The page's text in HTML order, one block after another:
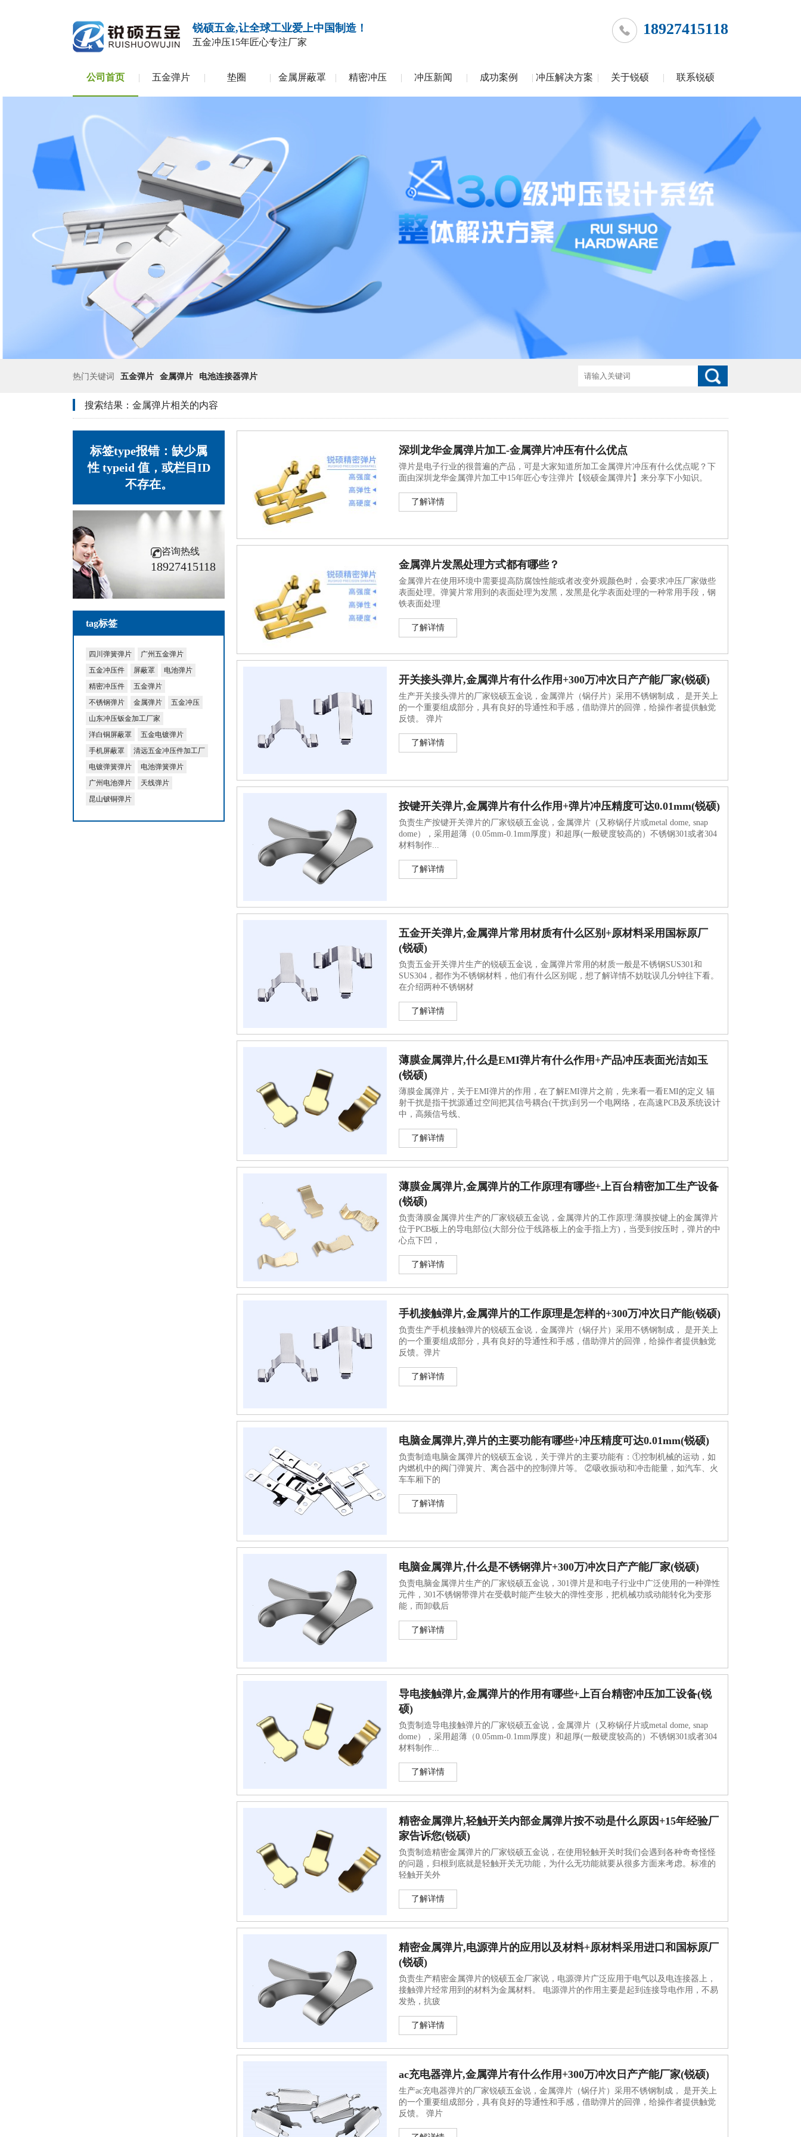
锐硕五金,让全球工业爱上中国制造！
五金冲压15年匠心专注厂家
18927415118
公司首页 五金弹片 垫圈 金属屏蔽罩 精密冲压 冲压新闻 成功案例 冲压解决方案 关于锐硕 联系锐硕
热门关键词 五金弹片 金属弹片 电池连接器弹片
搜索结果： 金属弹片相关的内容
标签type报错：缺少属
性 typeid 值，或栏目ID
不存在。
咨询热线
18927415118
tag标签
四川弹簧弹片
广州五金弹片
五金冲压件
屏蔽罩
电池弹片
精密冲压件
五金弹片
不锈钢弹片
金属弹片
五金冲压
山东冲压钣金加工厂家
洋白铜屏蔽罩
五金电镀弹片
手机屏蔽罩
清远五金冲压件加工厂
电镀弹簧弹片
电池弹簧弹片
广州电池弹片
天线弹片
昆山铍铜弹片
深圳龙华金属弹片加工-金属弹片冲压有什么优点
弹片是电子行业的很普遍的产品，可是大家知道所加工金属弹片冲压有什么优点呢？下
面由深圳龙华金属弹片加工中15年匠心专注弹片【锐硕金属弹片】来分享下小知识。
了解详情
金属弹片发黑处理方式都有哪些？
金属弹片在使用环境中需要提高防腐蚀性能或者改变外观颜色时，会要求冲压厂家做些
表面处理。弹簧片常用到的表面处理为发黑，发黑是化学表面处理的一种常用手段，钢
铁表面处理
了解详情
开关接头弹片,金属弹片有什么作用+300万冲次日产产能厂家(锐硕)
生产开关接头弹片的厂家锐硕五金说，金属弹片（锅仔片）采用不锈钢制成， 是开关上
的一个重要组成部分，具有良好的导通性和手感，借助弹片的回弹，给操作者提供触觉
反馈。 弹片
了解详情
按键开关弹片,金属弹片有什么作用+弹片冲压精度可达0.01mm(锐硕)
负责生产按键开关弹片的厂家锐硕五金说，金属弹片（又称锅仔片或metal dome, snap
dome），采用超薄（0.05mm-0.1mm厚度）和超厚(一般硬度较高的）不锈钢301或者304
材料制作...
了解详情
五金开关弹片,金属弹片常用材质有什么区别+原材料采用国标原厂
(锐硕)
负责五金开关弹片生产的锐硕五金说，金属弹片常用的材质一般是不锈钢SUS301和
SUS304，都作为不锈钢材料，他们有什么区别呢，想了解详情不妨耽误几分钟往下看。
在介绍两种不锈钢材
了解详情
薄膜金属弹片,什么是EMI弹片有什么作用+产品冲压表面光洁如玉
(锐硕)
薄膜金属弹片，关于EMI弹片的作用，在了解EMI弹片之前，先来看一看EMI的定义 辐
射干扰是指干扰源通过空间把其信号耦合(干扰)到另一个电网络，在高速PCB及系统设计
中，高频信号线、
了解详情
薄膜金属弹片,金属弹片的工作原理有哪些+上百台精密加工生产设备
(锐硕)
负责薄膜金属弹片生产的厂家锐硕五金说，金属弹片的工作原理:薄膜按键上的金属弹片
位于PCB板上的导电部位(大部分位于线路板上的金手指上方)，当受到按压时，弹片的中
心点下凹，
了解详情
手机接触弹片,金属弹片的工作原理是怎样的+300万冲次日产能(锐硕)
负责生产手机接触弹片的锐硕五金说，金属弹片（锅仔片）采用不锈钢制成， 是开关上
的一个重要组成部分，具有良好的导通性和手感，借助弹片的回弹，给操作者提供触觉
反馈。弹片
了解详情
电脑金属弹片,弹片的主要功能有哪些+冲压精度可达0.01mm(锐硕)
负责制造电脑金属弹片的锐硕五金说，关于弹片的主要功能有：①控制机械的运动，如
内燃机中的阀门弹簧片、离合器中的控制弹片等。 ②吸收振动和冲击能量，如汽车、火
车车厢下的
了解详情
电脑金属弹片,什么是不锈钢弹片+300万冲次日产产能厂家(锐硕)
负责电脑金属弹片生产的厂家锐硕五金说，301弹片是和电子行业中广泛使用的一种弹性
元件，301不锈钢带弹片在受载时能产生较大的弹性变形，把机械功或动能转化为变形
能，而卸载后
了解详情
导电接触弹片,金属弹片的作用有哪些+上百台精密冲压加工设备(锐
硕)
负责制造导电接触弹片的厂家锐硕五金说，金属弹片（又称锅仔片或metal dome, snap
dome），采用超薄（0.05mm-0.1mm厚度）和超厚(一般硬度较高的）不锈钢301或者304
材料制作...
了解详情
精密金属弹片,轻触开关内部金属弹片按不动是什么原因+15年经验厂
家告诉您(锐硕)
负责制造精密金属弹片的厂家锐硕五金说，在使用轻触开关时我们会遇到各种奇奇怪怪
的问题，归根到底就是轻触开关无功能，为什么无功能就要从很多方面来考虑。标准的
轻触开关外
了解详情
精密金属弹片,电源弹片的应用以及材料+原材料采用进口和国标原厂
(锐硕)
负责生产精密金属弹片的锐硕五金厂家说，电源弹片广泛应用于电气以及电连接器上，
接触弹片经常用到的材料为金属材料。 电源弹片的作用主要是起到连接导电作用，不易
发热，抗疲
了解详情
ac充电器弹片,金属弹片有什么作用+300万冲次日产产能厂家(锐硕)
生产ac充电器弹片的厂家锐硕五金说，金属弹片（锅仔片）采用不锈钢制成， 是开关上
的一个重要组成部分，具有良好的导通性和手感，借助弹片的回弹，给操作者提供触觉
反馈。 弹片